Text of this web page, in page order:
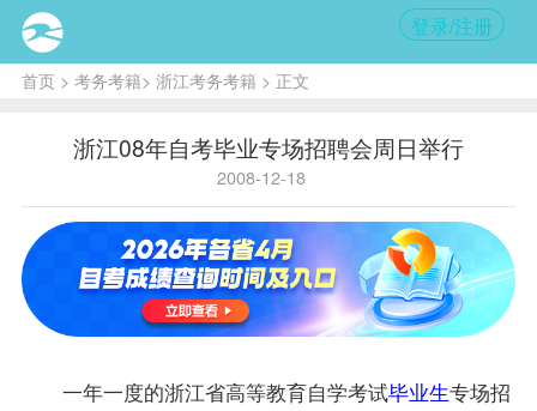
登录/注册
首页> 考务考籍> 浙江考务考籍 > 正文
浙江08年自考毕业专场招聘会周日举行
2008-12-18
一年一度的浙江省高等教育自学考试毕业生专场招